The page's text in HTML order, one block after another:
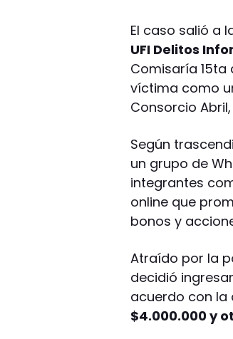
El caso salió a
UFI Delitos
Comisaría 15ta
víctima como
Consorcio
Según
un grupo de
integrantes
online que
bonos y
Atraído por la
decidió
acuerdo con la
$4.000.000 y